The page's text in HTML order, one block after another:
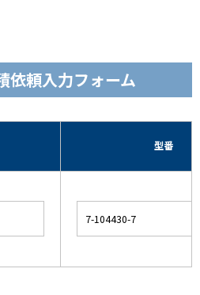
頼入力フォーム
型番